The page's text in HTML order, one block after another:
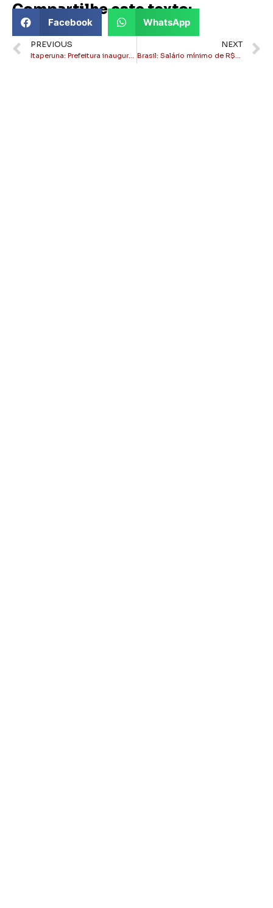
Compartilhe este texto:
Facebook WhatsApp
PREVIOUS
Itaperuna: Prefeitura inaugura Praça São Pedro hoje às 8:30h na Beira Rio
NEXT
Brasil: Salário mínimo de R$1.621 equivale a R$54 por dia e não paga nem uma pizza